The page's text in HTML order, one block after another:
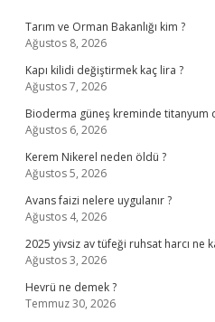
Tarım ve Orman Bakanlığı kim ?
Ağustos 8, 2026
Kapı kilidi değiştirmek kaç lira ?
Ağustos 7, 2026
Bioderma güneş kreminde titanyum
Ağustos 6, 2026
Kerem Nikerel neden öldü ?
Ağustos 5, 2026
Avans faizi nelere uygulanır ?
Ağustos 4, 2026
2025 yivsiz av tüfeği ruhsat harcı ne
Ağustos 3, 2026
Hevrü ne demek ?
Temmuz 30, 2026